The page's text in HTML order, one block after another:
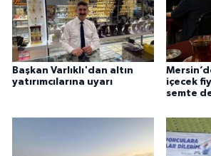
Başkan Varlıklı'dan altın
yatırımcılarına uyarı
içecek
semte